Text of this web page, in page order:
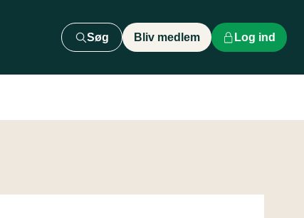
Søg Bliv medlem Log ind